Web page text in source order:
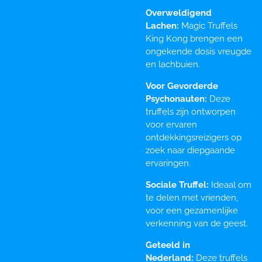
Overweldigend
Lachen: Magic Truffels
King Kong brengen een
ongekende dosis vreugde
en lachbuien.
Voor Gevorderde
Psychonauten: Deze
truffels zijn ontworpen
voor ervaren
ontdekkingsreizigers op
zoek naar diepgaande
ervaringen.
Sociale Truffel: Ideaal om
te delen met vrienden,
voor een gezamenlijke
verkenning van de geest.
Geteeld in
Nederland: Deze truffels